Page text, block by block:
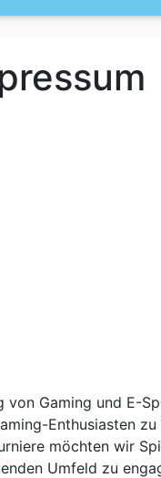
von Gaming und
Enthusiasten
möchten wir
Umfeld zu